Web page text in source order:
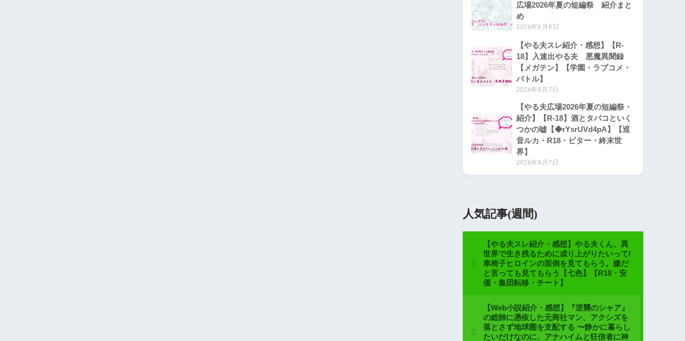
広場2026年夏の短編祭 紹介まと
め
2026年8月8日
【やる夫スレ紹介・感想】【R-
18】入速出やる夫 悪魔異聞録
【メガテン】【学園・ラブコメ・
バトル】
2026年8月7日
【やる夫広場2026年夏の短編祭・
紹介】【R-18】酒とタバコといく
つかの嘘【◆rYsrUVd4pA】【巡
音ルカ・R18・ビター・終末世
界】
2026年8月7日
人気記事(週間)